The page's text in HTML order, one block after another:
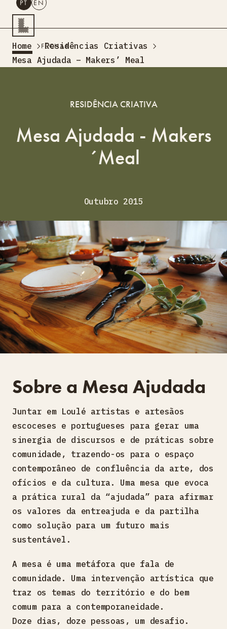
PESQUISAR
PT EN
Residências Criativas
Montra
PT EN
FECHAR
Home
Residências Criativas
Mesa Ajudada – Makers’ Meal
RESIDÊNCIA CRIATIVA
Mesa Ajudada - Makers
´Meal
Outubro 2015
Sobre a Mesa Ajudada
Juntar em Loulé artistas e artesãos
escoceses e portugueses para gerar uma
sinergia de discursos e de práticas sobre
comunidade, trazendo-os para o espaço
contemporâneo de confluência da arte, dos
ofícios e da cultura. Uma mesa que evoca
a prática rural da “ajudada” para afirmar
os valores da entreajuda e da partilha
como solução para um futuro mais
sustentável.
A mesa é uma metáfora que fala de
comunidade. Uma intervenção artística que
traz os temas do território e do bem
comum para a contemporaneidade.
Doze dias, doze pessoas, um desafio.